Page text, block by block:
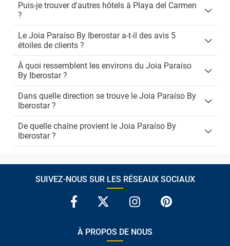
Puis-je trouver d'autres hôtels à Playa del Carmen
?
Le Joia Paraíso By Iberostar a-t-il des avis 5
étoiles de clients ?
À quoi ressemblent les environs du Joia Paraíso
By Iberostar ?
Dans quelle direction se trouve le Joia Paraíso By
Iberostar ?
De quelle chaîne provient le Joia Paraíso By
Iberostar ?
SUIVEZ-NOUS SUR LES RÉSEAUX SOCIAUX
À PROPOS DE NOUS